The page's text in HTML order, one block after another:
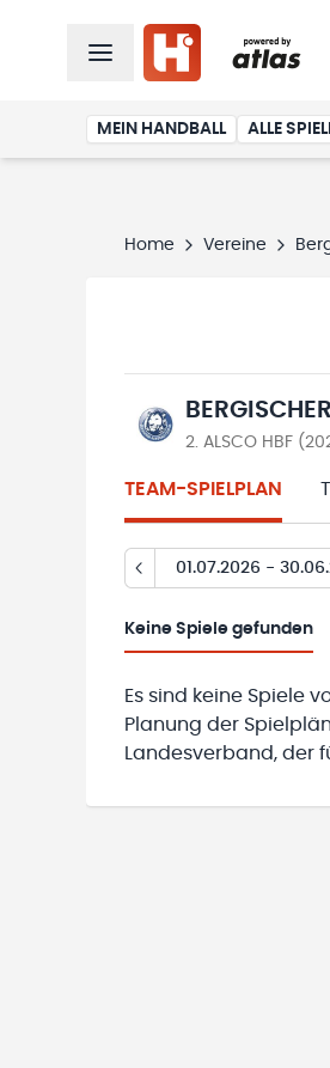
MEIN HANDBALL ALLE
Home Vereine
2. ALSCO HBF
TEAM-SPIELPLAN
01.07.2026 -
Keine Spiele gefunden
Es sind keine Spiele
Planung der
Landesverband, der